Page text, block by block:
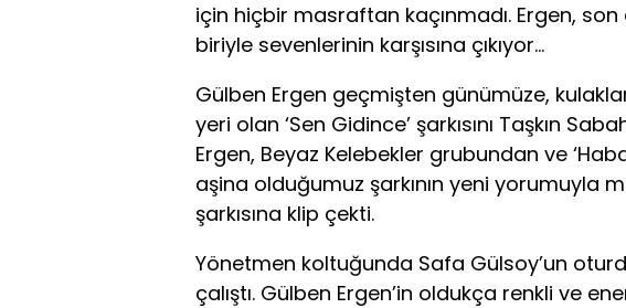
için hiçbir masraftan kaçınmadı. Ergen,
biriyle sevenlerinin karşısına çıkıyor…
Gülben Ergen geçmişten günümüze,
yeri olan ‘Sen Gidince’ şarkısını Taşkın
Ergen, Beyaz Kelebekler grubundan ve
aşina olduğumuz şarkının yeni yorumuyla
şarkısına klip çekti.
Yönetmen koltuğunda Safa Gülsoy’un
çalıştı. Gülben Ergen’in oldukça renkli ve